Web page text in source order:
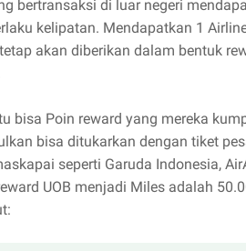
bertransaksi di luar negeri
kelipatan. Mendapatkan 1
akan diberikan dalam bentuk
bisa Poin reward yang mereka
bisa ditukarkan dengan tiket
seperti Garuda Indonesia,
UOB menjadi Miles adalah